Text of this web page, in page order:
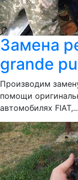
Замена
grande
Производим
помощи
автомобилях FIAT,...